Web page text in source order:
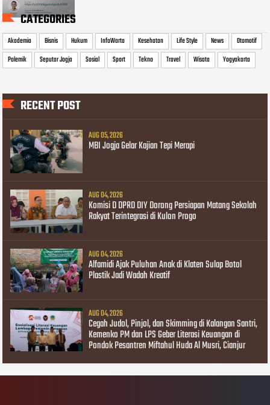
CATEGORIES
Akademia Bisnis Hukum InfoWarta Kesehatan Life Style News
Otomotif
Polemik
Seputar Jogja Sosial Sport Tekno Travel Wisata Yogyakarta
RECENT POST
AUG 05, 2026
MBI Jogja Gelar Kajian Tepi Merapi
AUG 04, 2026
Komisi D DPRD DIY Dorong Persiapan Matang Sekolah
Rakyat Terintegrasi di Kulon Progo
AUG 04, 2026
Alfamidi Ajak Puluhan Anak di Klaten Sulap Botol
Plastik Jadi Wadah Kreatif
AUG 04, 2026
Cegah Judol, Pinjol, dan Skimming di Kalangan Santri,
Kemenko PM dan LPS Geber Literasi Keuangan di
Pondok Pesantren Miftahul Huda Al Musri, Cianjur